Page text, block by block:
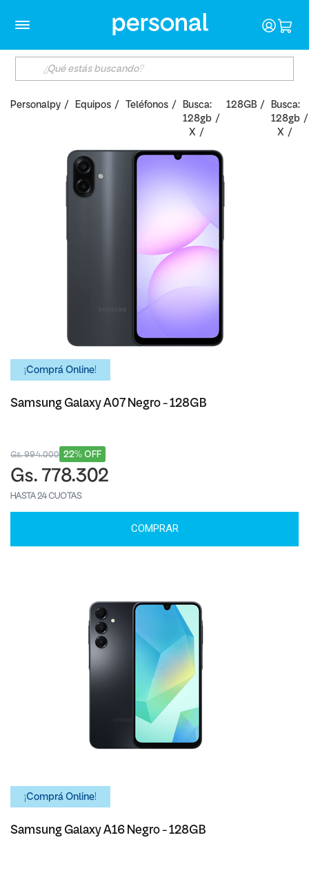
Personalpy Equipos Teléfonos
Busca:
128gb
X
128GB
Busca:
128gb
X
¡Comprá Online!
Samsung Galaxy A07 Negro - 128GB
22% OFF
Gs. 994.000
Gs. 778.302
HASTA 24 CUOTAS
COMPRAR
¡Comprá Online!
Samsung Galaxy A16 Negro - 128GB